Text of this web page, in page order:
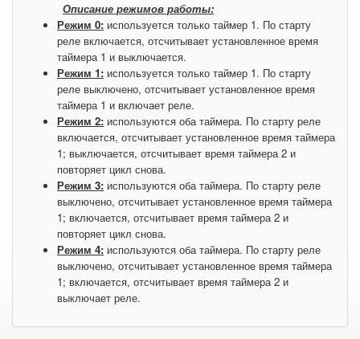
Описание режимов работы:
Режим 0: используется только таймер 1. По старту
реле включается, отсчитывает установленное время
таймера 1 и выключается.
Режим 1: используется только таймер 1. По старту
реле выключено, отсчитывает установленное время
таймера 1 и включает реле.
Режим 2: используются оба таймера. По старту реле
включается, отсчитывает установленное время таймера
1; выключается, отсчитывает время таймера 2 и
повторяет цикл снова.
Режим 3: используются оба таймера. По старту реле
выключено, отсчитывает установленное время таймера
1; включается, отсчитывает время таймера 2 и
повторяет цикл снова.
Режим 4: используются оба таймера. По старту реле
выключено, отсчитывает установленное время таймера
1; включается, отсчитывает время таймера 2 и
выключает реле.